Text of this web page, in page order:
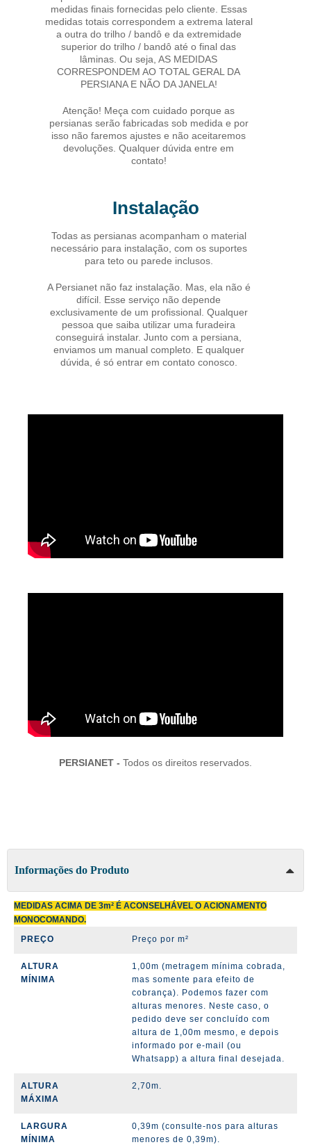
medidas finais fornecidas pelo cliente. Essas
medidas totais correspondem a extrema lateral
a outra do trilho / bandô e da extremidade
superior do trilho / bandô até o final das
lâminas. Ou seja, AS MEDIDAS
CORRESPONDEM AO TOTAL GERAL DA
PERSIANA E NÃO DA JANELA!
Atenção! Meça com cuidado porque as
persianas serão fabricadas sob medida e por
isso não faremos ajustes e não aceitaremos
devoluções. Qualquer dúvida entre em
contato!
Instalação
Todas as persianas acompanham o material
necessário para instalação, com os suportes
para teto ou parede inclusos.
A Persianet não faz instalação. Mas, ela não é
difícil. Esse serviço não depende
exclusivamente de um profissional. Qualquer
pessoa que saiba utilizar uma furadeira
conseguirá instalar. Junto com a persiana,
enviamos um manual completo. E qualquer
dúvida, é só entrar em contato conosco.
PERSIANET - Todos os direitos reservados.
Informações do Produto
MEDIDAS ACIMA DE 3m² É ACONSELHÁVEL O ACIONAMENTO
MONOCOMANDO.
PREÇO
Preço por m²
ALTURA
MÍNIMA
1,00m (metragem mínima cobrada,
mas somente para efeito de
cobrança). Podemos fazer com
alturas menores. Neste caso, o
pedido deve ser concluído com
altura de 1,00m mesmo, e depois
informado por e-mail (ou
Whatsapp) a altura final desejada.
ALTURA
MÁXIMA
2,70m.
LARGURA
MÍNIMA
0,39m (consulte-nos para alturas
menores de 0,39m).